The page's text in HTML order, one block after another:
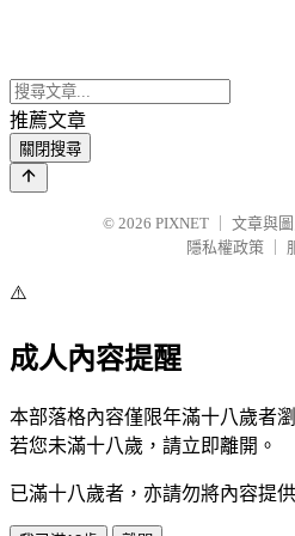
推薦文章
關閉搜尋
© 2026 PIXNET
文章與
隱私權政策
⚠️
成人內容提醒
本部落格內容僅限年滿十八歲者瀏
若您未滿十八歲，請立即離開。
已滿十八歲者，亦請勿將內容提